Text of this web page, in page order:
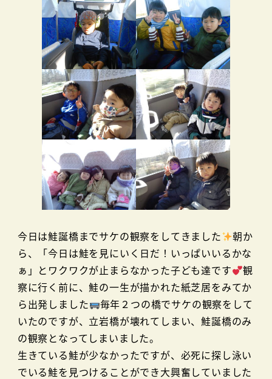
今日は鮭誕橋までサケの観察をしてきました
朝か
ら、「今日は鮭を見にいく日だ！いっぱいいるかな
ぁ」とワクワクが止まらなかった子ども達です
観
察に行く前に、鮭の一生が描かれた紙芝居をみてか
ら出発しました
毎年２つの橋でサケの観察をして
いたのですが、立岩橋が壊れてしまい、鮭誕橋のみ
の観察となってしまいました。
生きている鮭が少なかったですが、必死に探し泳い
でいる鮭を見つけることができ大興奮していました